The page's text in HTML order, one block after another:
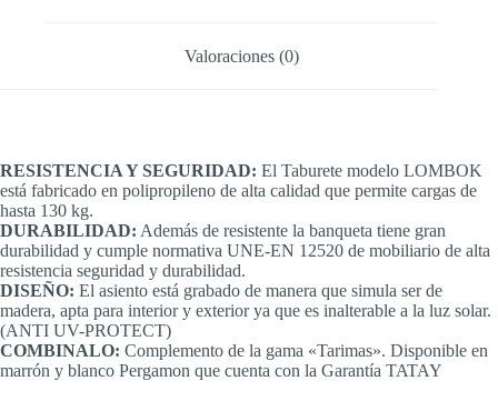
Valoraciones (0)
RESISTENCIA Y SEGURIDAD: El Taburete modelo LOMBOK
está fabricado en polipropileno de alta calidad que permite cargas de
hasta 130 kg.
DURABILIDAD: Además de resistente la banqueta tiene gran
durabilidad y cumple normativa UNE-EN 12520 de mobiliario de alta
resistencia seguridad y durabilidad.
DISEÑO: El asiento está grabado de manera que simula ser de
madera, apta para interior y exterior ya que es inalterable a la luz solar.
(ANTI UV-PROTECT)
COMBINALO: Complemento de la gama «Tarimas». Disponible en
marrón y blanco Pergamon que cuenta con la Garantía TATAY